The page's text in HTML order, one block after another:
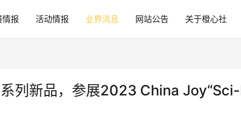
情报 活动情报 业界消息 网站公告 关于橙心社
列新品，参展2023 China